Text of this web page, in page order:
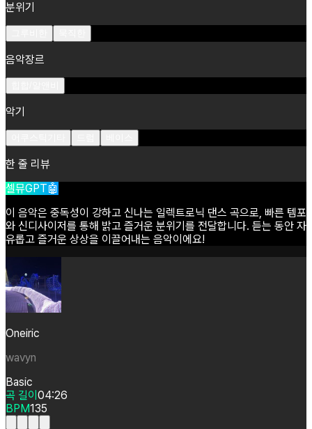
분위기
음악장르
악기
한 줄 리뷰
셀뮤GPT🤖
이 음악은 중독성이 강하고 신나는 일렉트로닉 댄스 곡으로, 빠른 템포
와 신디사이저를 통해 밝고 즐거운 분위기를 전달합니다. 듣는 동안 자
유롭고 즐거운 상상을 이끌어내는 음악이에요!
Oneiric
wavyn
Basic
곡 길이 04:26
BPM135